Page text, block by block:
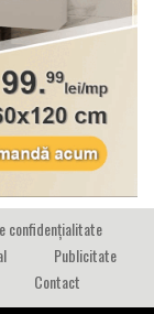
confidențialitate
Publicitate
Contact